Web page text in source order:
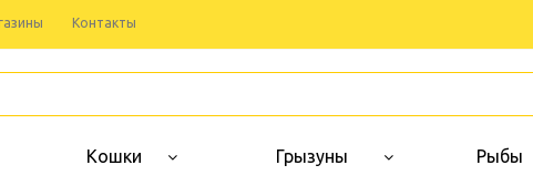
Контакты
Кошки Грызуны Рыбы